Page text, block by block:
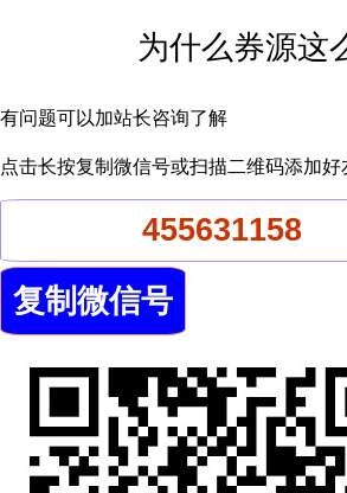
为什么券源这
有问题可以加站长咨询了解
点击长按复制微信号或扫描二维码添加好